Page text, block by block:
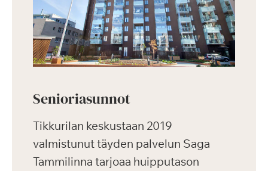
Senioriasunnot
Tikkurilan keskustaan 2019
valmistunut täyden palvelun Saga
Tammilinna tarjoaa huipputason